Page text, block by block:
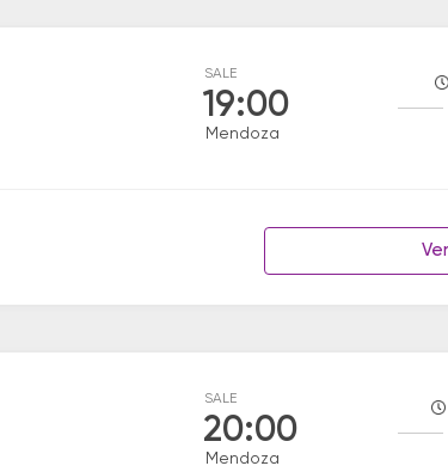
SALE
19:00
Mendoza
SALE
20:00
Mendoza